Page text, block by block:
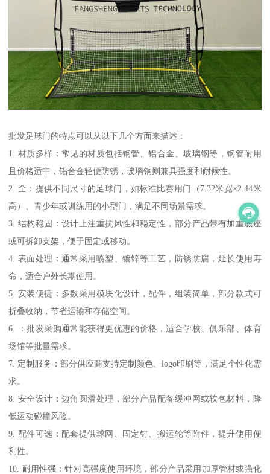
批发足球门的特点可以从以下几个方面来描述：
1. 材质多样：常见的材质包括钢管、铝合金、玻璃钢等，钢管耐用
且价格适中，铝合金轻便防锈，玻璃钢则兼具强度和耐候性。
2. 全：提供不同尺寸的足球门，如标准比赛用门（7.32米宽×2.44米
高）、青少年或训练用的小型门，满足不同场景需求。
3. 结构稳固：设计上注重抗风性和稳定性，部分产品带有加重底座
或可拆卸支架，便于固定或移动。
4. 表面处理：通常采用喷塑、镀锌等工艺，防锈防腐，延长使用寿
命，适合户外长期使用。
5. 安装便捷：多数采用模块化设计，配件，组装简单，部分款式可
折叠收纳，节省运输和存储空间。
6. ：批发采购通常能获得更优惠的价格，适合学校、俱乐部、体育
场馆等批量需求。
7. 定制服务：部分供应商支持定制颜色、logo印刷等，满足个性化需
求。
8. 安全设计：边角圆滑处理，部分产品配备缓冲网或软包材料，降
低运动碰撞风险。
9. 配件可选：配套提供球网、固定钉、搬运轮等附件，提升使用便
利性。
10. 耐用性强：针对高强度使用环境，部分产品采用加厚管材或强化